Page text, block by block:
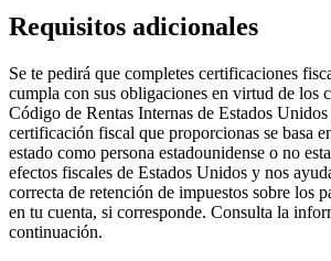
Requisitos adicionales
Se te pedirá que completes certificaciones
cumpla con sus obligaciones en virtud de los
Código de Rentas Internas de Estados
certificación fiscal que proporcionas se basa
estado como persona estadounidense o no
efectos fiscales de Estados Unidos y nos
correcta de retención de impuestos sobre los
en tu cuenta, si corresponde. Consulta la
continuación.